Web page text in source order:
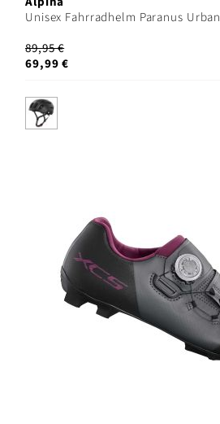
Unisex Fahrradhelm Paranus Urban
89,95 €
69,99 €